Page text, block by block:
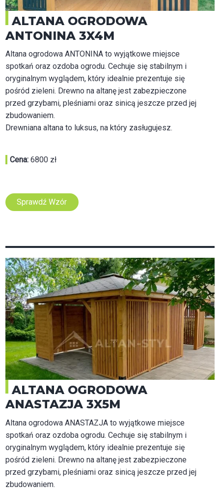
ALTANA OGRODOWA
ANTONINA 3X4M
Altana ogrodowa ANTONINA to wyjątkowe miejsce
spotkań oraz ozdoba ogrodu. Cechuje się stabilnym i
oryginalnym wyglądem, który idealnie prezentuje się
pośród zieleni. Drewno na altanę jest zabezpieczone
przed grzybami, pleśniami oraz sinicą jeszcze przed jej
zbudowaniem.
Drewniana altana to luksus, na który zasługujesz.
Cena:6800 zł
Sprawdź Wzór
ALTANA OGRODOWA
ANASTAZJA 3X5M
Altana ogrodowa ANASTAZJA to wyjątkowe miejsce
spotkań oraz ozdoba ogrodu. Cechuje się stabilnym i
oryginalnym wyglądem, który idealnie prezentuje się
pośród zieleni. Drewno na altanę jest zabezpieczone
przed grzybami, pleśniami oraz sinicą jeszcze przed jej
zbudowaniem.